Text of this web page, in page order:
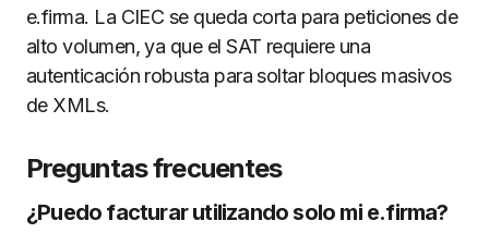
e.firma. La CIEC se queda corta para peticiones de
alto volumen, ya que el SAT requiere una
autenticación robusta para soltar bloques masivos
de XMLs.
Preguntas frecuentes
¿Puedo facturar utilizando solo mi e.firma?